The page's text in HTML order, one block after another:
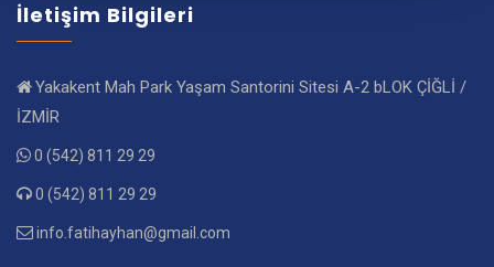
İletişim Bilgileri
Yakakent Mah Park Yaşam Santorini Sitesi A-2 bLOK ÇİĞLİ /
İZMİR
0 (542) 811 29 29
0 (542) 811 29 29
info.fatihayhan@gmail.com